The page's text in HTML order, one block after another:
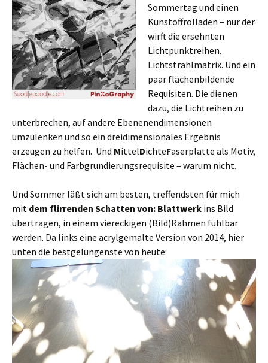
Sommertag und einen
Kunstoffrolladen – nur der
wirft die ersehnten
Lichtpunktreihen.
Lichtstrahlmatrix. Und ein
paar flächenbildende
Requisiten. Die dienen
dazu, die Lichtreihen zu
unterbrechen, auf andere Ebenenendimensionen
umzulenken und so ein dreidimensionales Ergebnis
erzeugen zu helfen. Und MittelDichteFaserplatte als Motiv,
Flächen- und Farbgrundierungsrequisite – warum nicht.
Und Sommer läßt sich am besten, treffendsten für mich
mit dem flirrenden Schatten von: Blattwerk ins Bild
übertragen, in einem viereckigen (Bild)Rahmen fühlbar
werden. Da links eine acrylgemalte Version von 2014, hier
unten die bestgelungenste von heute: